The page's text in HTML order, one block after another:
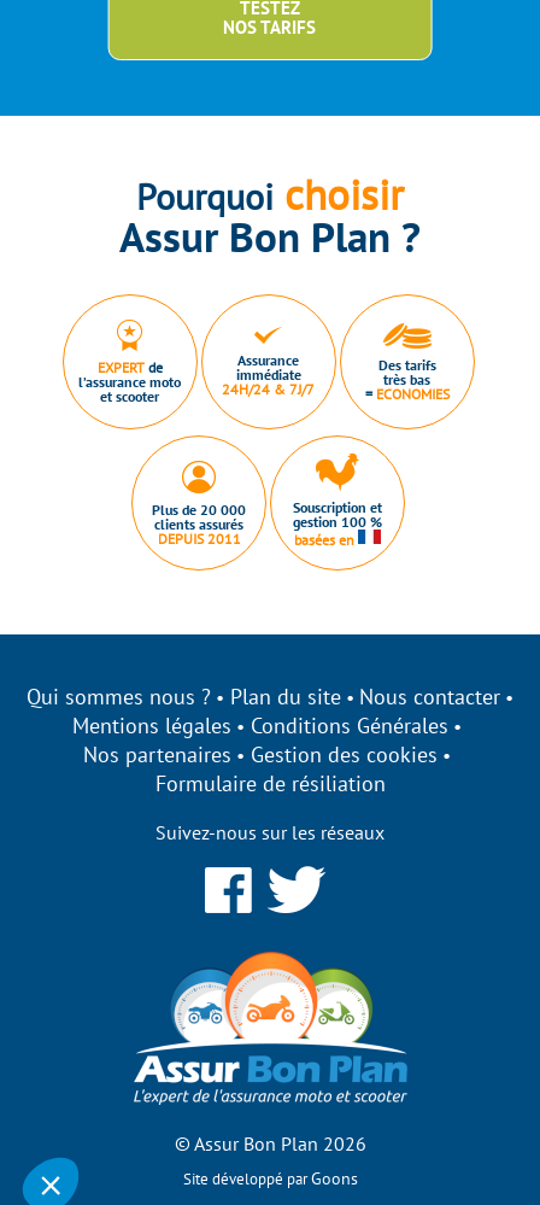
des cookies qui nous permettent d’établir des
d’améliorer nos performances et de personnaliser votre
vous de bénéficier des fonctionnalités de notre site ?
vos préférences par la suite, cliquez sur le lien
merci
TESTEZ
NOS TARIFS
Pourquoi choisir
Assur Bon Plan ?
EXPERTde
l’assurance moto
et scooter
Assurance
immédiate
24H/24 & 7J/7
Des tarifs
très bas
= ECONOMIES
Plus de 20 000
clients assurés
DEPUIS 2011
Souscription et
gestion 100 %
basées en
Qui sommes nous ? Plan du site
Nous contacter
Mentions légales
Conditions Générales
Nos partenaires
Gestion des cookies
Formulaire de résiliation
Suivez-nous sur les réseaux
© Assur Bon Plan 2026
Site développé parGoons